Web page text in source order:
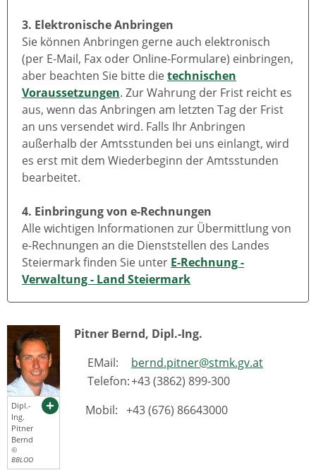
3. Elektronische Anbringen
Sie können Anbringen gerne auch elektronisch
(per E-Mail, Fax oder Online-Formulare) einbringen,
aber beachten Sie bitte dietechnischen
Voraussetzungen. Zur Wahrung der Frist reicht es
aus, wenn das Anbringen am letzten Tag der Frist
an uns versendet wird. Falls Ihr Anbringen
außerhalb der Amtsstunden bei uns einlangt, wird
es erst mit dem Wiederbeginn der Amtsstunden
bearbeitet.
4. Einbringung von e-Rechnungen
Alle wichtigen Informationen zur Übermittlung von
e-Rechnungen an die Dienststellen des Landes
Steiermark finden Sie unter E-Rechnung -
Verwaltung - Land Steiermark
Dipl.-
Ing.
Pitner
Bernd
©
BBLOO
Pitner Bernd, Dipl.-Ing.
EMail:
bernd.pitner@stmk.gv.at
Telefon:+43 (3862) 899-300
Mobil: +43 (676) 86643000